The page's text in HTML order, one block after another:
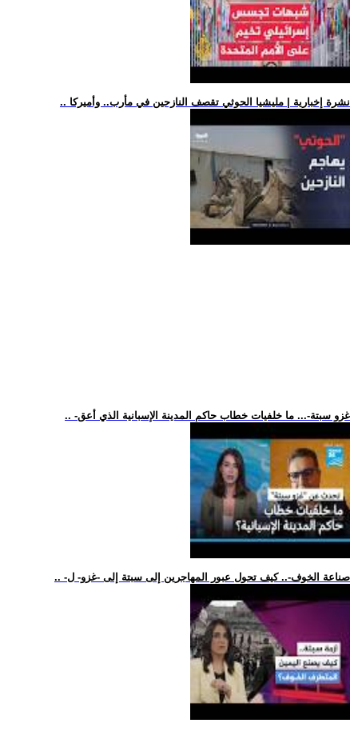
.. نشرة إخبارية | مليشيا الحوثي تقصف النازحين في مأرب.. وأميركا
.. -غزو سبتة-... ما خلفيات خطاب حاكم المدينة الإسبانية الذي أعق
.. -صناعة الخوف-.. كيف تحول عبور المهاجرين إلى سبتة إلى -غزو- ل